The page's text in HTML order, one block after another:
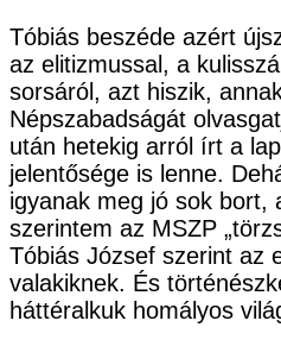
Tóbiás beszéde azért
az elitizmussal, a
sorsáról, azt hiszik,
Népszabadságát
után hetekig arról írt a
jelentősége is lenne.
igyanak meg jó sok bort,
szerintem az MSZP
Tóbiás József szerint az
valakiknek. És
háttéralkuk homályos